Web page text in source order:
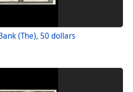
(The), 50 dollars